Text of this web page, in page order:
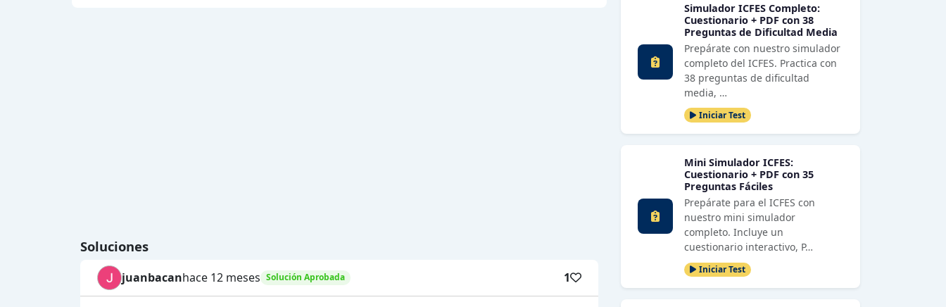
Soluciones
juanbacanhace 12 meses Solución Aprobada 1
Simulador ICFES Completo:
Cuestionario + PDF con 38
Preguntas de Dificultad Media
Prepárate con nuestro simulador
completo del ICFES. Practica con
38 preguntas de dificultad
media, …
Iniciar Test
Mini Simulador ICFES:
Cuestionario + PDF con 35
Preguntas Fáciles
Prepárate para el ICFES con
nuestro mini simulador
completo. Incluye un
cuestionario interactivo, P…
Iniciar Test